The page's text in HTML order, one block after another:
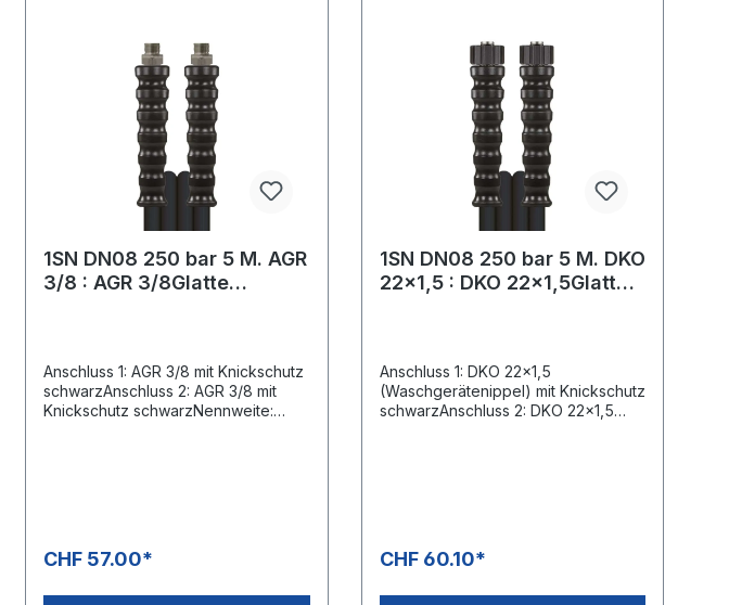
1SN DN08 250 bar 5 M. AGR
3/8 : AGR 3/8Glatte
Anschluss 1: AGR 3/8 mit Knickschutz
schwarzAnschluss 2: AGR 3/8 mit
Knickschutz schwarzNennweite:
CHF 57.00*
1SN DN08 250 bar 5 M. DKO
22x1,5 : DKO 22x1,5Glatte
Anschluss 1: DKO 22x1,5
(Waschgerätenippel) mit Knickschutz
schwarzAnschluss 2: DKO 22x1,5
CHF 60.10*